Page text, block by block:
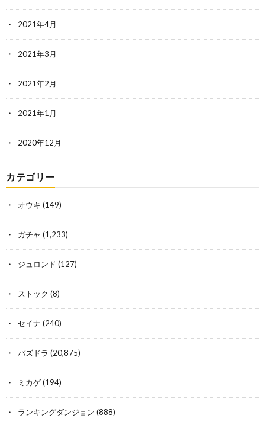
2021年4月
2021年3月
2021年2月
2021年1月
2020年12月
カテゴリー
オウキ (149)
ガチャ (1,233)
ジュロンド (127)
ストック (8)
セイナ (240)
パズドラ (20,875)
ミカゲ(194)
ランキングダンジョン (888)